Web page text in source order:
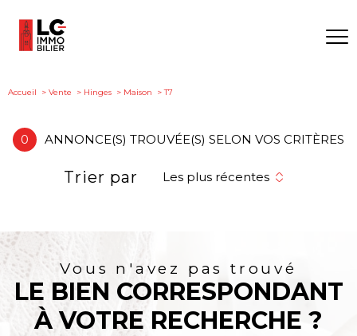
Accueil Vente Hinges Maison T7
0 ANNONCE(S) TROUVÉE(S) SELON VOS CRITÈRES
Trier par Les plus récentes
Vous n'avez pas trouvé
LE BIEN CORRESPONDANT
À VOTRE RECHERCHE ?